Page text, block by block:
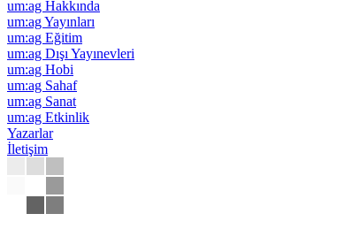
um:ag Hakkında
um:ag Yayınları
um:ag Eğitim
um:ag Dışı Yayınevleri
um:ag Hobi
um:ag Sahaf
um:ag Sanat
um:ag Etkinlik
Yazarlar
İletişim